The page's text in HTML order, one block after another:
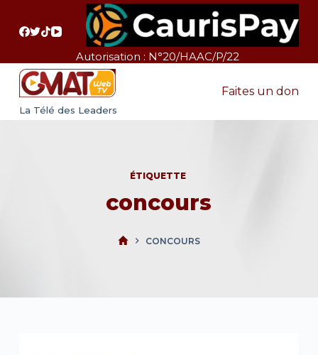
a
Autorisation : N°20/HAAC/P/22
La Télé des Leaders
Faites un don
ÉTIQUETTE
concours
CONCOURS